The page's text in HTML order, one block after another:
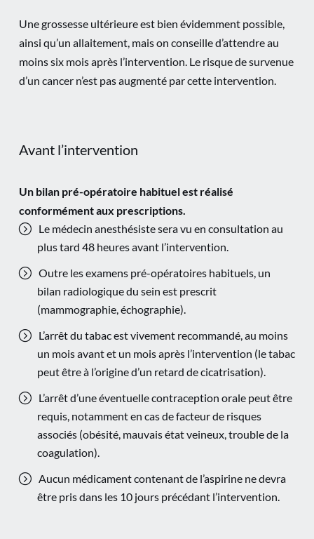
Une grossesse ultérieure est bien évidemment possible,
ainsi qu’un allaitement, mais on conseille d’attendre au
moins six mois après l’intervention. Le risque de survenue
d’un cancer n’est pas augmenté par cette intervention.
Avant l’intervention
Un bilan pré-opératoire habituel est réalisé
conformément aux prescriptions.
Le médecin anesthésiste sera vu en consultation au
plus tard 48 heures avant l’intervention.
Outre les examens pré-opératoires habituels, un
bilan radiologique du sein est prescrit
(mammographie, échographie).
L’arrêt du tabac est vivement recommandé, au moins
un mois avant et un mois après l’intervention (le tabac
peut être à l’origine d’un retard de cicatrisation).
L’arrêt d’une éventuelle contraception orale peut être
requis, notamment en cas de facteur de risques
associés (obésité, mauvais état veineux, trouble de la
coagulation).
Aucun médicament contenant de l’aspirine ne devra
être pris dans les 10 jours précédant l’intervention.